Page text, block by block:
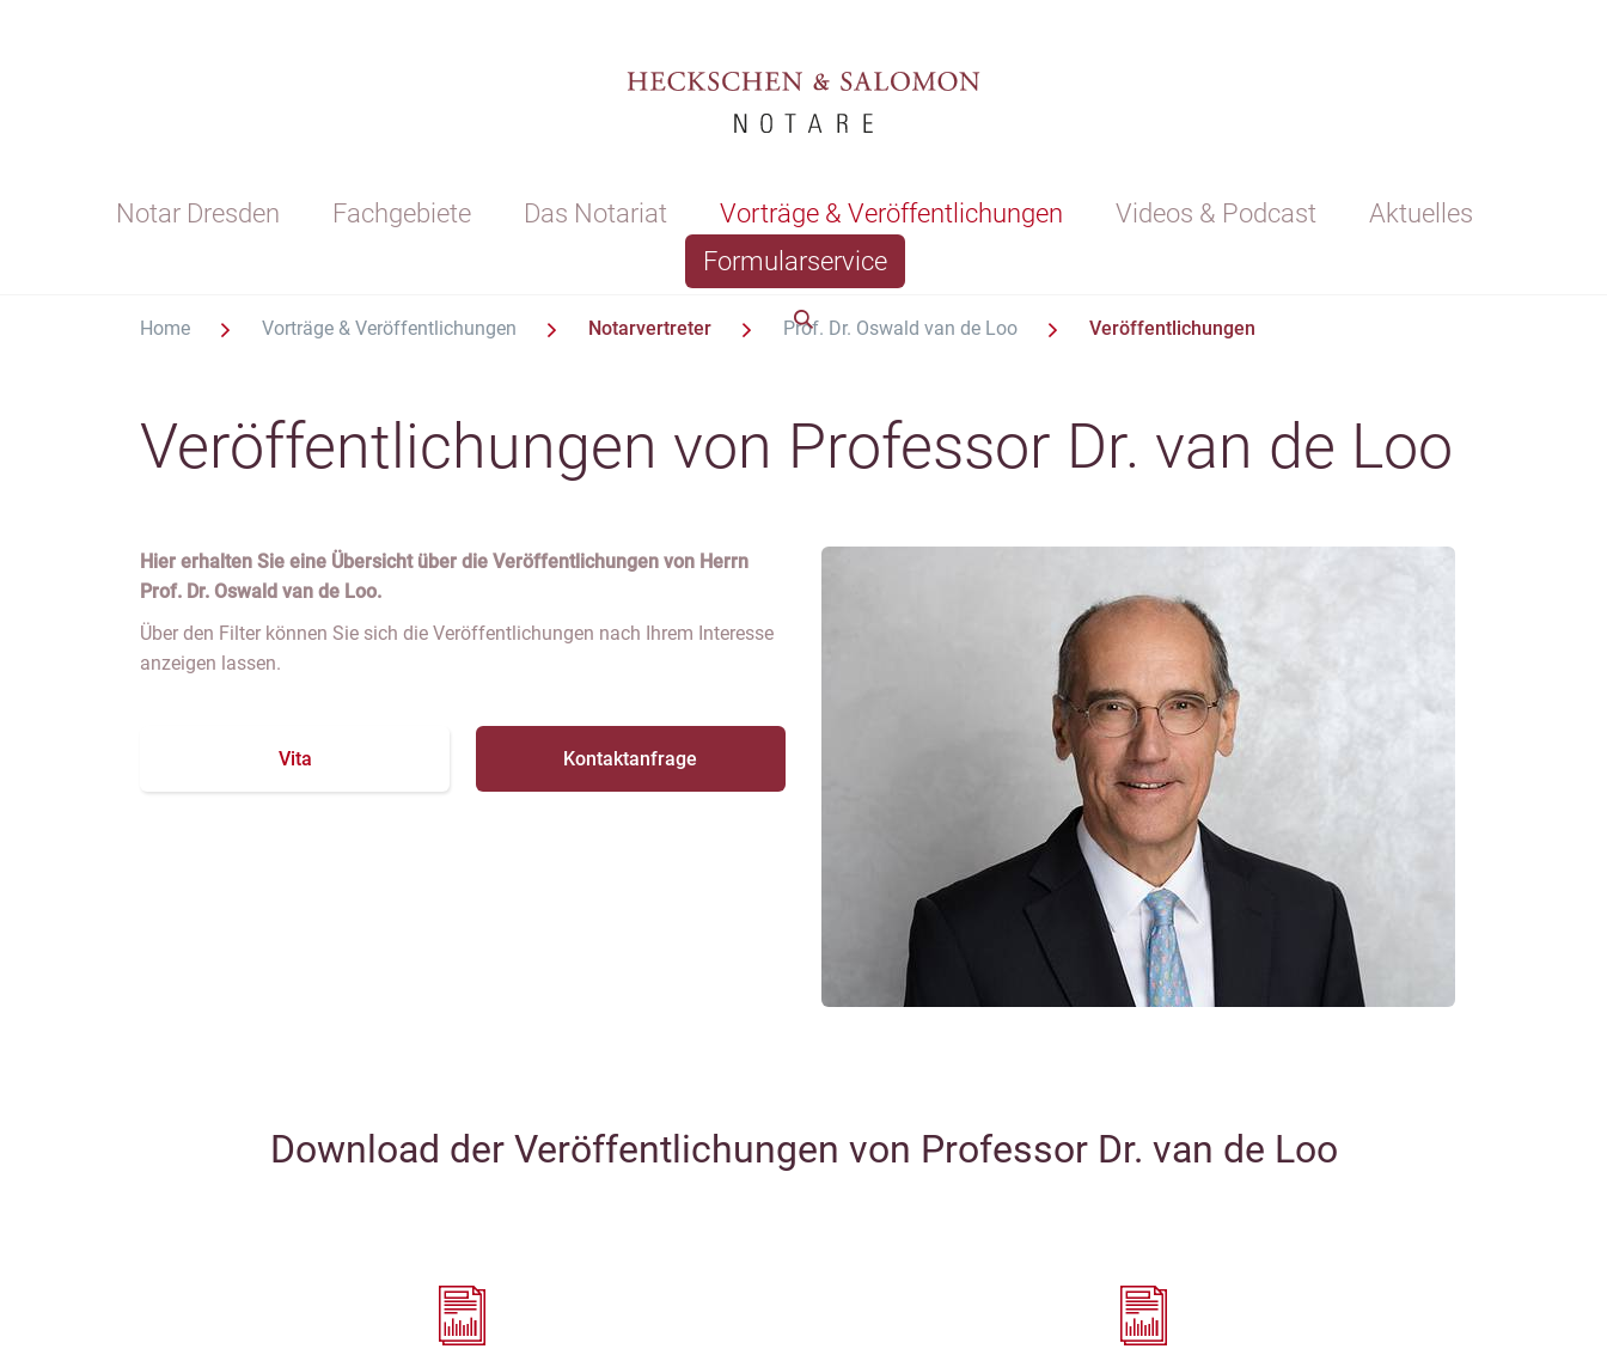
Notar Dresden Fachgebiete Das Notariat Vorträge & Veröffentlichungen Videos & Podcast
Aktuelles
Formularservice
Home Vorträge & Veröffentlichungen Notarvertreter Prof. Dr. Oswald van de Loo Veröffentlichungen
Veröffentlichungen von Professor Dr. van de Loo
Hier erhalten Sie eine Übersicht über die Veröffentlichungen von Herrn
Prof. Dr. Oswald van de Loo.
Über den Filter können Sie sich die Veröffentlichungen nach Ihrem Interesse
anzeigen lassen.
Vita Kontaktanfrage
Download der Veröffentlichungen von Professor Dr. van de Loo